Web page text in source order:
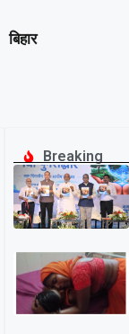
बिहार
Breaking